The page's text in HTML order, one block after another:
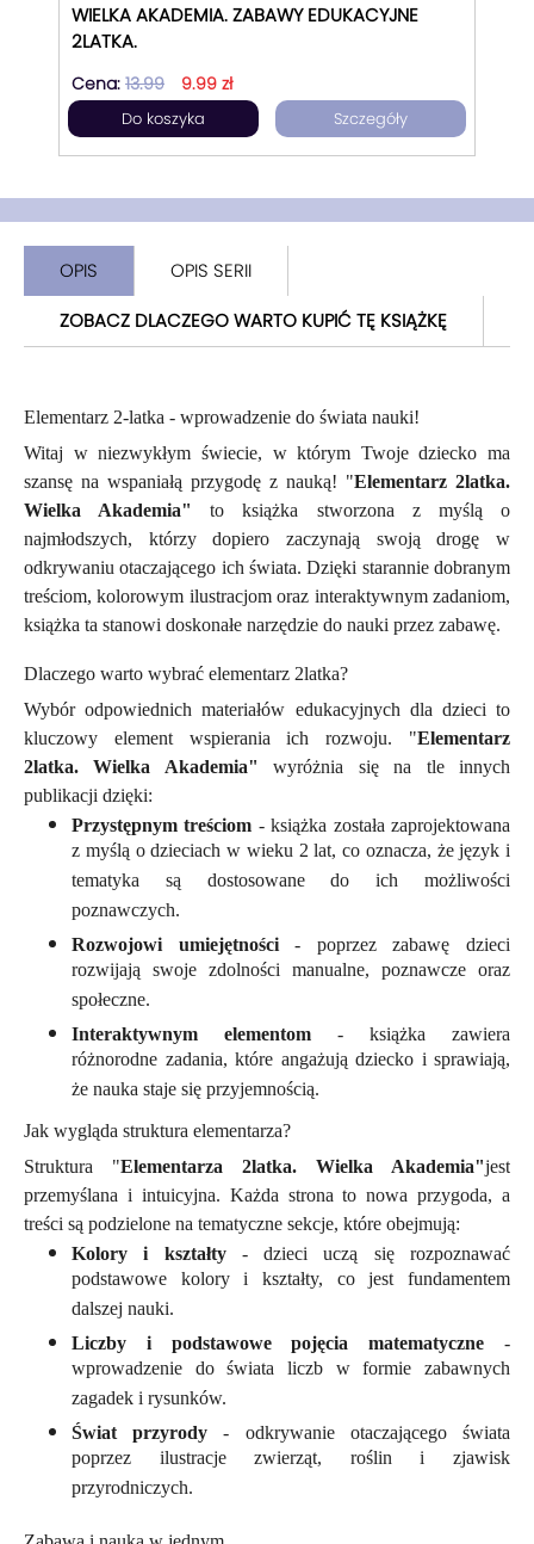
WIELKA AKADEMIA. ZABAWY EDUKACYJNE
2LATKA.
Cena: 13.99 9.99 zł
Do koszyka Szczegóły
OPIS
OPIS SERII
ZOBACZ DLACZEGO WARTO KUPIĆ TĘ KSIĄŻKĘ
Elementarz 2-latka - wprowadzenie do świata nauki!
Witaj w niezwykłym świecie, w którym Twoje dziecko ma
szansę na wspaniałą przygodę z nauką! "Elementarz 2latka.
Wielka Akademia"
to książka stworzona z myślą o
najmłodszych, którzy dopiero zaczynają swoją drogę w
odkrywaniu otaczającego ich świata. Dzięki starannie dobranym
treściom, kolorowym ilustracjom oraz interaktywnym zadaniom,
książka ta stanowi doskonałe narzędzie do nauki przez zabawę.
Dlaczego warto wybrać elementarz 2latka?
Wybór odpowiednich materiałów edukacyjnych dla dzieci to
kluczowy element wspierania ich rozwoju. "Elementarz
2latka. Wielka Akademia"
wyróżnia się na tle innych
publikacji dzięki:
Przystępnym treściom - książka została zaprojektowana
z myślą o dzieciach w wieku 2 lat, co oznacza, że język i
tematyka są dostosowane do ich możliwości
poznawczych.
Rozwojowi umiejętności- poprzez zabawę dzieci
rozwijają swoje zdolności manualne, poznawcze oraz
społeczne.
Interaktywnym elementom - książka zawiera
różnorodne zadania, które angażują dziecko i sprawiają,
że nauka staje się przyjemnością.
Jak wygląda struktura elementarza?
Struktura "Elementarza 2latka. Wielka Akademia"jest
przemyślana i intuicyjna. Każda strona to nowa przygoda, a
treści są podzielone na tematyczne sekcje, które obejmują:
Kolory i kształty- dzieci uczą się rozpoznawać
podstawowe kolory i kształty, co jest fundamentem
dalszej nauki.
Liczby i podstawowe pojęcia matematyczne -
wprowadzenie do świata liczb w formie zabawnych
zagadek i rysunków.
Świat przyrody - odkrywanie otaczającego świata
poprzez ilustracje zwierząt, roślin i zjawisk
przyrodniczych.